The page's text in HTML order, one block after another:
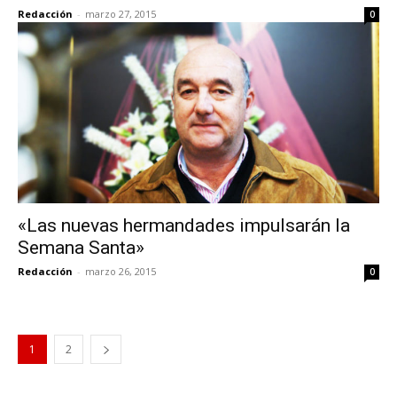
Redacción - marzo 27, 2015 0
«Las nuevas hermandades impulsarán la
Semana Santa»
Redacción - marzo 26, 2015 0
1 2